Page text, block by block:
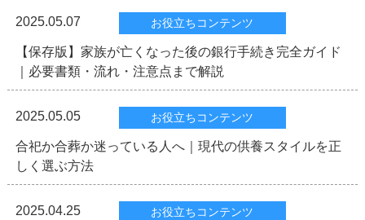
2025.05.07 お役立ちコンテンツ
【保存版】家族が亡くなった後の銀行手続き完全ガイド
｜必要書類・流れ・注意点まで解説
2025.05.05 お役立ちコンテンツ
合祀か合葬か迷っている人へ｜現代の供養スタイルを正
しく選ぶ方法
2025.04.25 お役立ちコンテンツ